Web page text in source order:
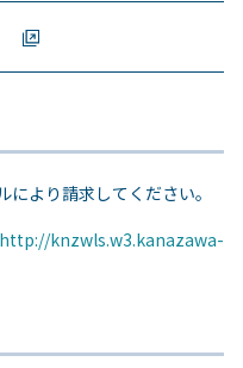
より請求してください。
http://knzwls.w3.kanazawa-